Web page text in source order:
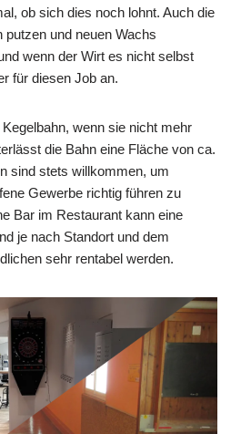
ob sich dies noch lohnt. Auch die
putzen und neuen Wachs
wenn der Wirt es nicht selbst
für diesen Job an.
wenn sie nicht mehr
die Bahn eine Fläche von ca.
sind stets willkommen, um
Gewerbe richtig führen zu
Bar im Restaurant kann eine
je nach Standort und dem
sehr rentabel werden.